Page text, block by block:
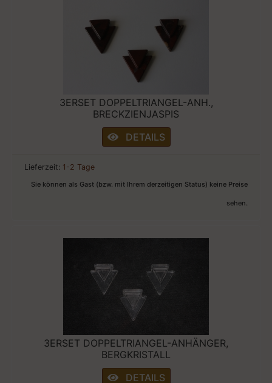
3ERSET DOPPELTRIANGEL-ANH.,
BRECKZIENJASPIS
DETAILS
Lieferzeit: 1-2 Tage
Sie können als Gast (bzw. mit Ihrem derzeitigen Status) keine Preise
sehen.
3ERSET DOPPELTRIANGEL-ANHÄNGER,
BERGKRISTALL
DETAILS